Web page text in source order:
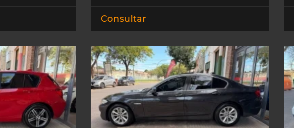
Consultar